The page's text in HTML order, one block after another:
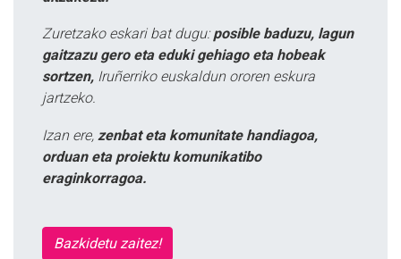
Zuretzako eskari bat dugu: posible baduzu, lagun
gaitzazu gero eta eduki gehiago eta hobeak
sortzen, Iruñerriko euskaldun ororen eskura
jartzeko.
Izan ere, zenbat eta komunitate handiagoa,
orduan eta proiektu komunikatibo
eraginkorragoa.
Bazkidetu zaitez!